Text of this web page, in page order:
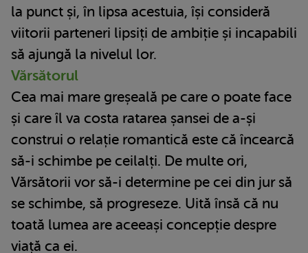
la punct și, în lipsa acestuia, își consideră
viitorii parteneri lipsiți de ambiție și incapabili
să ajungă la nivelul lor.
Vărsătorul
Cea mai mare greșeală pe care o poate face
și care îl va costa ratarea șansei de a-și
construi o relație romantică este că încearcă
să-i schimbe pe ceilalți. De multe ori,
Vărsătorii vor să-i determine pe cei din jur să
se schimbe, să progreseze. Uită însă că nu
toată lumea are aceeași concepție despre
viață ca ei.